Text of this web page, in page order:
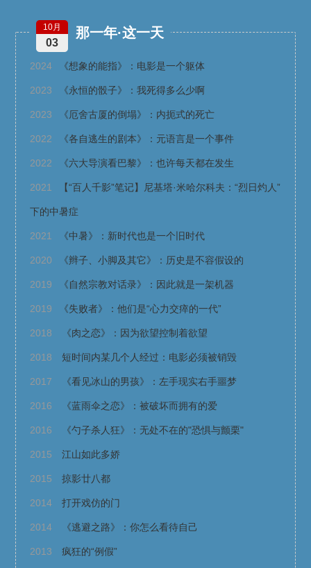
那一年·这一天
10月
03
2024 《想象的能指》：电影是一个躯体
2023 《永恒的骰子》：我死得多么少啊
2023 《厄舍古厦的倒塌》：内扼式的死亡
2022 《各自逃生的剧本》：元语言是一个事件
2022 《六大导演看巴黎》：也许每天都在发生
2021 【“百人千影”笔记】尼基塔·米哈尔科夫：“烈日灼人”
下的中暑症
2021 《中暑》：新时代也是一个旧时代
2020 《辫子、小脚及其它》：历史是不容假设的
2019 《自然宗教对话录》：因此就是一架机器
2019 《失败者》：他们是“心力交瘁的一代”
2018 《肉之恋》：因为欲望控制着欲望
2018 短时间内某几个人经过：电影必须被销毁
2017 《看见冰山的男孩》：左手现实右手噩梦
2016 《蓝雨伞之恋》：被破坏而拥有的爱
2016 《勺子杀人狂》：无处不在的"恐惧与颤栗"
2015 江山如此多娇
2015 掠影廿八都
2014 打开戏仿的门
2014 《逃避之路》：你怎么看待自己
2013 疯狂的“例假”